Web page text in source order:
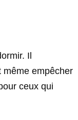
Il
même empêcher
ceux qui